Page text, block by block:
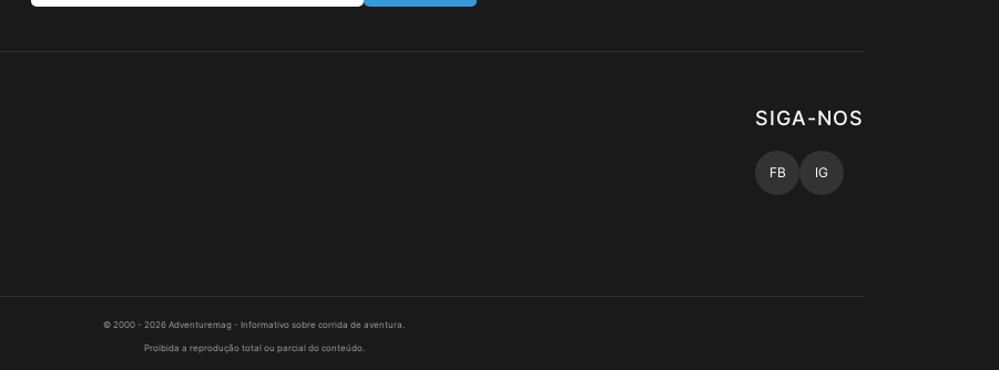
SIGA-NOS
FB IG
© 2000 - 2026 Adventuremag - Informativo sobre corrida de aventura.
Proibida a reprodução total ou parcial do conteúdo.